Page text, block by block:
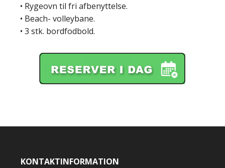
• Rygeovn til fri afbenyttelse.
• Beach- volleybane.
• 3 stk. bordfodbold.
KONTAKTINFORMATION